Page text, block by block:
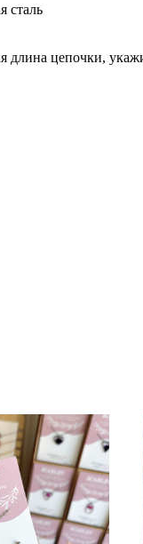
сталь
длина цепочки,